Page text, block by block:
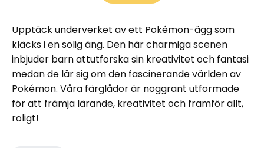
Upptäck underverket av ett Pokémon-ägg som
kläcks i en solig äng. Den här charmiga scenen
inbjuder barn attutforska sin kreativitet och fantasi
medan de lär sig om den fascinerande världen av
Pokémon. Våra färglådor är noggrant utformade
för att främja lärande, kreativitet och framför allt,
roligt!